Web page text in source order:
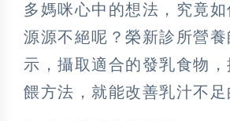
多媽咪心中的想法，究竟
源源不絕呢？榮新診所營
示，攝取適合的發乳食物
餵方法，就能改善乳汁不足